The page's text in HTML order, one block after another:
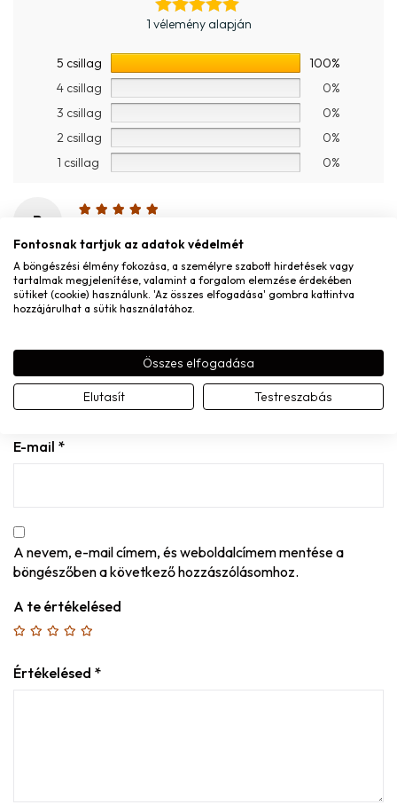
1 vélemény alapján
5 csillag
100%
4 csillag
0%
3 csillag
0%
2 csillag
0%
1 csillag
0%
P
2024.11.17.
E-mail *
A nevem, e-mail címem, és weboldalcímem mentése a
böngészőben a következő hozzászólásomhoz.
A te értékelésed
Értékelésed *
Fontosnak tartjuk az adatok védelmét
A böngészési élmény fokozása, a személyre szabott hirdetések vagy
tartalmak megjelenítése, valamint a forgalom elemzése érdekében
sütiket (cookie) használunk. 'Az összes elfogadása' gombra kattintva
hozzájárulhat a sütik használatához.
Összes elfogadása
Elutasít Testreszabás